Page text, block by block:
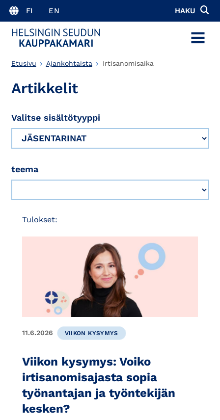
FI EN HAKU
MENU
Etusivu Ajankohtaista Irtisanomisaika
Artikkelit
Valitse sisältötyyppi
teema
Tulokset:
11.6.2026 VIIKON KYSYMYS
Viikon kysymys: Voiko
irtisanomisajasta sopia
työnantajan ja työntekijän
kesken?